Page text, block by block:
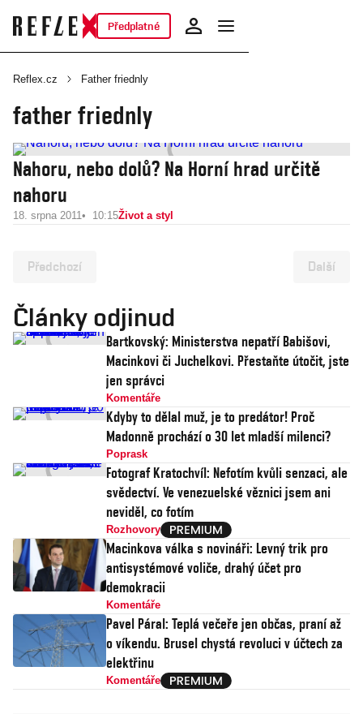
Předplatné
Reflex.cz Father friednly
father friednly
Nahoru, nebo dolů? Na Horní hrad určitě
nahoru
18. srpna 2011 10:15Život a styl
Předchozí Další
Články odjinud
Bartkovský: Ministerstva nepatří Babišovi,
Macinkovi či Juchelkovi. Přestaňte útočit, jste
jen správci
Komentáře
Kdyby to dělal muž, je to predátor! Proč
Madonně prochází o 30 let mladší milenci?
Poprask
Fotograf Kratochvíl: Nefotím kvůli senzaci, ale
svědectví. Ve venezuelské věznici jsem ani
neviděl, co fotím
Rozhovory
Macinkova válka s novináři: Levný trik pro
antisystémové voliče, drahý účet pro
demokracii
Komentáře
Pavel Páral: Teplá večeře jen občas, praní až
o víkendu. Brusel chystá revoluci v účtech za
elektřinu
Komentáře